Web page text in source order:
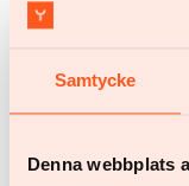
Samtycke
Denna webbplats
No estás solo, y no
solo.